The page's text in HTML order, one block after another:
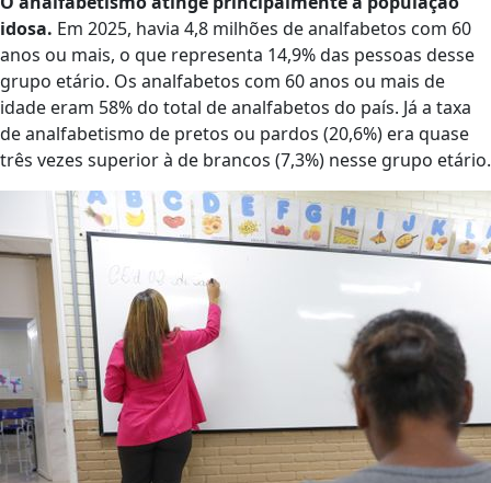
idosa. Em 2025, havia 4,8 milhões de analfabetos com 60
anos ou mais, o que representa 14,9% das pessoas desse
grupo etário. Os analfabetos com 60 anos ou mais de
idade eram 58% do total de analfabetos do país. Já a taxa
de analfabetismo de pretos ou pardos (20,6%) era quase
três vezes superior à de brancos (7,3%) nesse grupo etário.